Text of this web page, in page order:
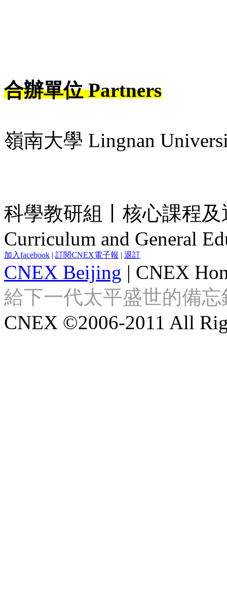
合辦單位 Partners
嶺南大學 Lingnan
科學教研組丨核心課程
Curriculum and General
加入facebook | 訂閱CNEX電子報 | 退訂
CNEX Beijing | CNEX
給下一代太平盛世的備忘
CNEX ©2006-2011 All